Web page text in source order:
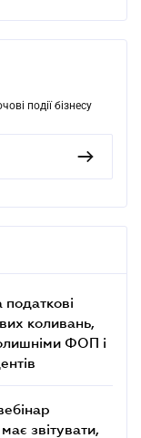
події бізнесу
коливань,
ФОП і
звітувати,